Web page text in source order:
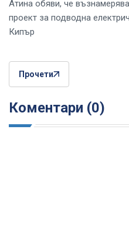
Атина обяви, че
проект за подводна
Кипър
Прочети
Коментари (0)